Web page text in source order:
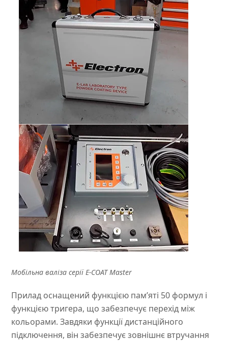
Мобільна валіза серії E-COAT Master
Прилад оснащений функцією пам’яті 50 формул і
функцією тригера, що забезпечує перехід між
кольорами. Завдяки функції дистанційного
підключення, він забезпечує зовнішнє втручання